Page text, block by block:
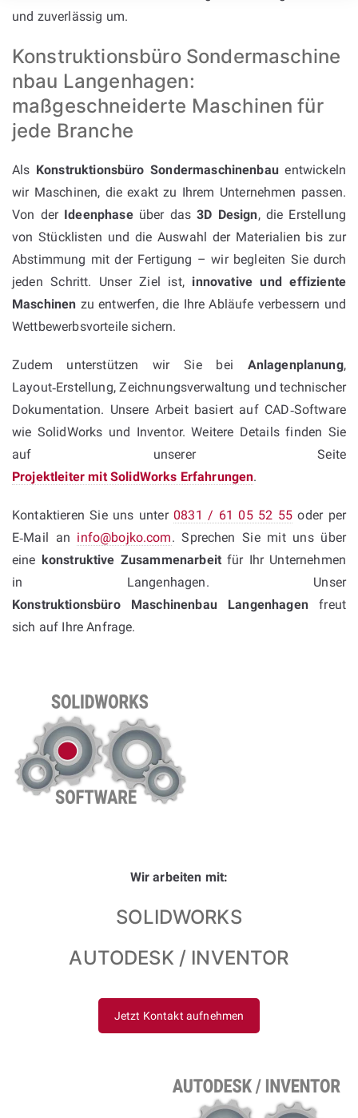
und zuverlässig um.
Konstruktionsbüro Sondermaschine
nbau Langenhagen:
maßgeschneiderte Maschinen für
jede Branche
Als Konstruktionsbüro Sondermaschinenbauentwickeln
wir Maschinen, die exakt zu Ihrem Unternehmen passen.
Von der Ideenphaseüber das3D Design, die Erstellung
von Stücklisten und die Auswahl der Materialien bis zur
Abstimmung mit der Fertigung – wir begleiten Sie durch
jeden Schritt. Unser Ziel ist, innovative und effiziente
Maschinen zu entwerfen, die Ihre Abläufe verbessern und
Wettbewerbsvorteile sichern.
Zudem unterstützen wir Sie bei Anlagenplanung,
Layout‑Erstellung, Zeichnungsverwaltung und technischer
Dokumentation. Unsere Arbeit basiert auf CAD‑Software
wie SolidWorks und Inventor. Weitere Details finden Sie
auf unserer Seite
Projektleiter mit SolidWorks Erfahrungen.
Kontaktieren Sie uns unter0831 / 61 05 52 55 oder per
E‑Mail an info@bojko.com. Sprechen Sie mit uns über
eine konstruktive Zusammenarbeit für Ihr Unternehmen
in Langenhagen. Unser
Konstruktionsbüro Maschinenbau Langenhagenfreut
sich auf Ihre Anfrage.
Wir arbeiten mit:
SOLIDWORKS
AUTODESK / INVENTOR
Jetzt Kontakt aufnehmen